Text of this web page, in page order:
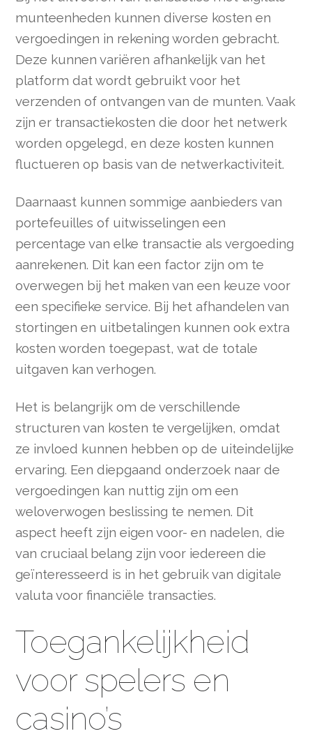
munteenheden kunnen diverse kosten en
vergoedingen in rekening worden gebracht.
Deze kunnen variëren afhankelijk van het
platform dat wordt gebruikt voor het
verzenden of ontvangen van de munten. Vaak
zijn er transactiekosten die door het netwerk
worden opgelegd, en deze kosten kunnen
fluctueren op basis van de netwerkactiviteit.
Daarnaast kunnen sommige aanbieders van
portefeuilles of uitwisselingen een
percentage van elke transactie als vergoeding
aanrekenen. Dit kan een factor zijn om te
overwegen bij het maken van een keuze voor
een specifieke service. Bij het afhandelen van
stortingen en uitbetalingen kunnen ook extra
kosten worden toegepast, wat de totale
uitgaven kan verhogen.
Het is belangrijk om de verschillende
structuren van kosten te vergelijken, omdat
ze invloed kunnen hebben op de uiteindelijke
ervaring. Een diepgaand onderzoek naar de
vergoedingen kan nuttig zijn om een
weloverwogen beslissing te nemen. Dit
aspect heeft zijn eigen voor- en nadelen, die
van cruciaal belang zijn voor iedereen die
geïnteresseerd is in het gebruik van digitale
valuta voor financiële transacties.
Toegankelijkheid
voor spelers en
casino’s